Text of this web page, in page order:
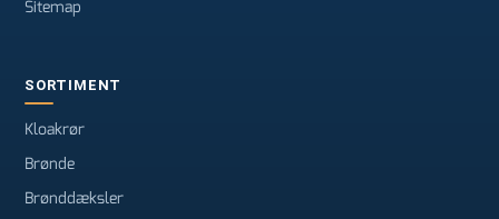
Sitemap
SORTIMENT
Kloakrør
Brønde
Brønddæksler